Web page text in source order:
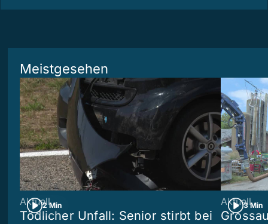
Meistgesehen
2 Min
Aktuell
Tödlicher Unfall: Senior stirbt bei
3 Min
Aktuell